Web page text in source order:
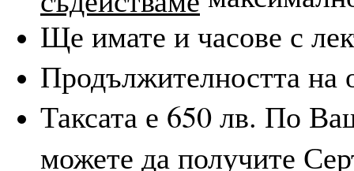
Ще имате и часове с
Продължителността на
Таксата е 650 лв. По
можете да получите